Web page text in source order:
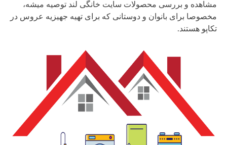
مشاهده و بررسی محصولات سایت خانگی لند توصیه میشه،
مخصوصا برای بانوان و دوستانی که برای تهیه جهیزیه عروس در
تکاپو هستند.